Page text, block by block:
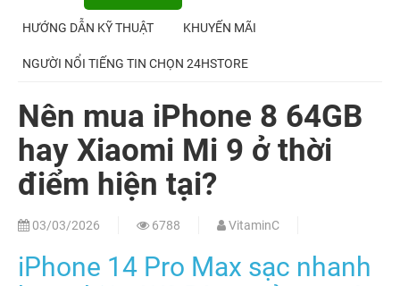
HƯỚNG DẪN KỸ THUẬT KHUYẾN MÃI
NGƯỜI NỔI TIẾNG TIN CHỌN 24HSTORE
Nên mua iPhone 8 64GB
hay Xiaomi Mi 9 ở thời
điểm hiện tại?
03/03/2026 6788 VitaminC
iPhone 14 Pro Max sạc nhanh